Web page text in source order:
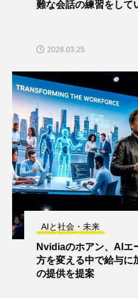
難な会話の練習をして
2026.03.25
AIと社会・未来
Nvidiaのホアン、AIエ
方を変える中で給与に
の提供を提案